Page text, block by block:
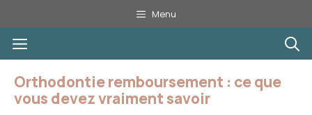
au
contenu
Menu
Menu
Orthodontie remboursement : ce que
vous devez vraiment savoir